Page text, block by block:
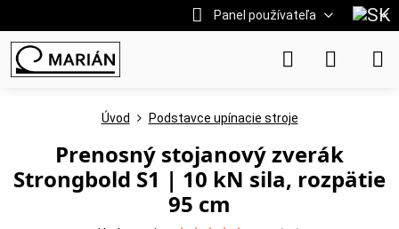
Panel používateľa
Úvod Podstavce upínacie stroje
Prenosný stojanový zverák
Strongbold S1 | 10 kN sila, rozpätie
95 cm